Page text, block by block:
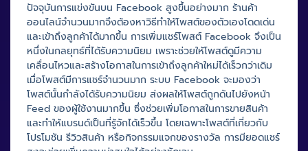
ปัจจุบันการแข่งขันบน Facebook สูงขึ้นอย่างมาก ร้านค้า
ออนไลน์จำนวนมากจึงต้องหาวิธีทำให้โพสต์ของตัวเองโดดเด่น
และเข้าถึงลูกค้าได้มากขึ้น การเพิ่มแชร์โพสต์ Facebook จึงเป็น
หนึ่งในกลยุทธ์ที่ได้รับความนิยม เพราะช่วยให้โพสต์ดูมีความ
เคลื่อนไหวและสร้างโอกาสในการเข้าถึงลูกค้าใหม่ได้เร็วกว่าเดิม
เมื่อโพสต์มีการแชร์จำนวนมาก ระบบ Facebook จะมองว่า
โพสต์นั้นกำลังได้รับความนิยม ส่งผลให้โพสต์ถูกดันไปยังหน้า
Feed ของผู้ใช้งานมากขึ้น ซึ่งช่วยเพิ่มโอกาสในการขายสินค้า
และทำให้แบรนด์เป็นที่รู้จักได้เร็วขึ้น โดยเฉพาะโพสต์ที่เกี่ยวกับ
โปรโมชัน รีวิวสินค้า หรือกิจกรรมแจกของรางวัล การมียอดแชร์